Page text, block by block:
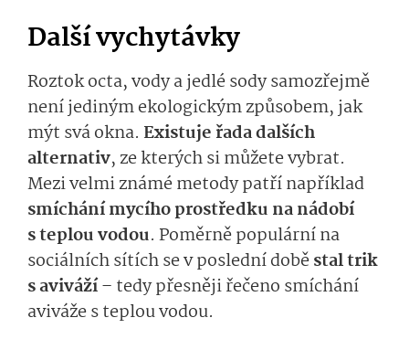
Další vychytávky
Roztok octa, vody a jedlé sody samozřejmě
není jediným ekologickým způsobem, jak
mýt svá okna. Existuje řada dalších
alternativ, ze kterých si můžete vybrat.
Mezi velmi známé metody patří například
smíchání mycího prostředku na nádobí
s teplou vodou. Poměrně populární na
sociálních sítích se v poslední doběstal trik
s aviváží– tedy přesněji řečeno smíchání
aviváže s teplou vodou.